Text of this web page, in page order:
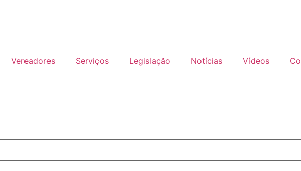
Vereadores Serviços Legislação Notícias Vídeos